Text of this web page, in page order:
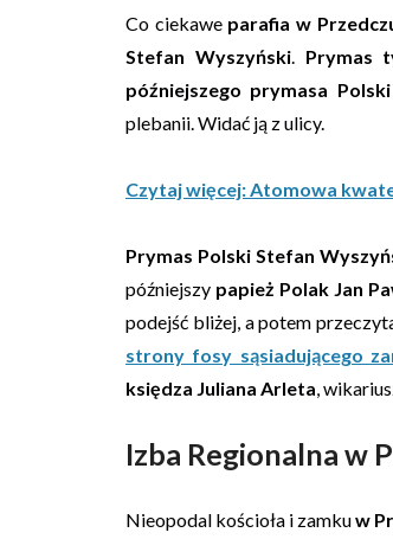
Co ciekawe parafia w
Stefan Wyszyński. Prymas
późniejszego prymasa
plebanii. Widać ją z ulicy.
Czytaj więcej: Atomowa
Prymas Polski Stefan
późniejszy papież Polak Jan
podejść bliżej, a potem
strony fosy sąsiadującego
księdza Juliana Arleta ,
Izba Regionalna w
Nieopodal kościoła i zamkuw